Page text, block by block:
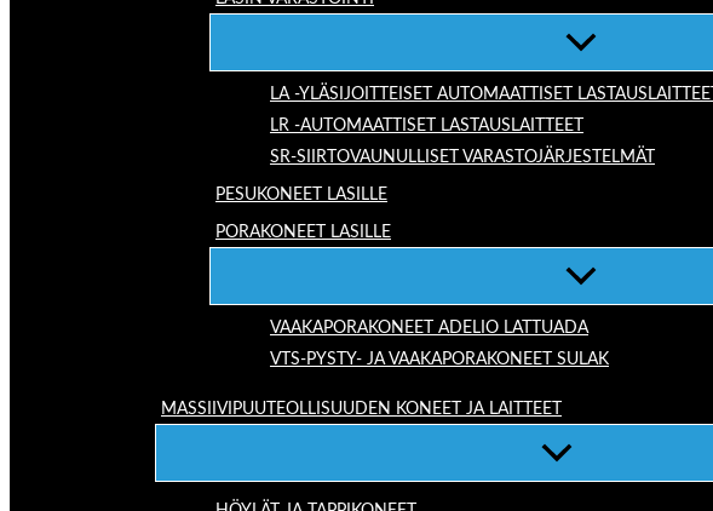
LA -YLÄSIJOITTEISET AUTOMAATTISET LASTAUSLAITTEET
LR -AUTOMAATTISET LASTAUSLAITTEET
SR-SIIRTOVAUNULLISET VARASTOJÄRJESTELMÄT
PESUKONEET LASILLE
PORAKONEET LASILLE
VAAKAPORAKONEET ADELIO LATTUADA
VTS-PYSTY- JA VAAKAPORAKONEET SULAK
MASSIIVIPUUTEOLLISUUDEN KONEET JA LAITTEET